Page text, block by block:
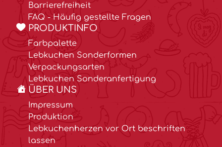
Barrierefreiheit
FAQ - Häufig gestellte Fragen
PRODUKTINFO
Farbpalette
Lebkuchen Sonderformen
Verpackungsarten
Lebkuchen Sonderanfertigung
ÜBER UNS
Impressum
Produktion
Lebkuchenherzen vor Ort beschriften
lassen